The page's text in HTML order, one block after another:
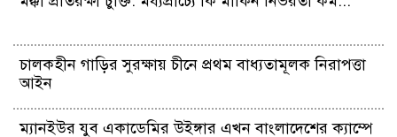
চালকহীন গাড়ির সুরক্ষায় চীনে প্রথম বাধ্যতামূলক নিরাপত্তা
আইন
ম্যানইউর যুব একাডেমির উইঙ্গার এখন বাংলাদেশের ক্যাম্পে